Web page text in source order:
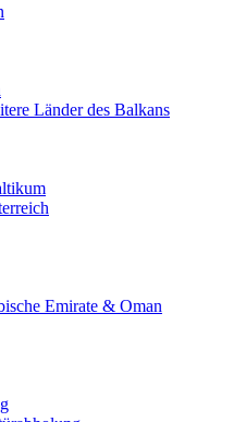
Länder des Balkans
Emirate & Oman